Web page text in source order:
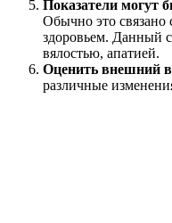
Показатели могут
Обычно это связано
здоровьем. Данный
вялостью, апатией.
Оценить внешний
различные